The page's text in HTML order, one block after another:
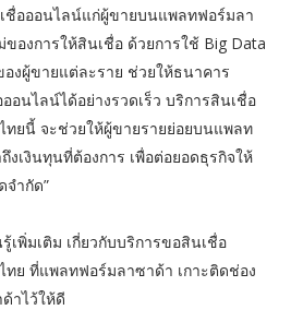
ชื่อออนไลน์แก่ผู้ขายบนแพลทฟอร์มลา
องการให้สินเชื่อ ด้วยการใช้ Big Data
งผู้ขายแต่ละราย ช่วยให้ธนาคาร
อนไลน์ได้อย่างรวดเร็ว บริการสินเชื่อ
ทยนี้ จะช่วยให้ผู้ขายรายย่อยบนแพลท
เงินทุนที่ต้องการ เพื่อต่อยอดธุรกิจให้
จำกัด”
เพิ่มเติม เกี่ยวกับบริการขอสินเชื่อ
ทย ที่แพลทฟอร์มลาซาด้า เกาะติดช่อง
าไว้ให้ดี